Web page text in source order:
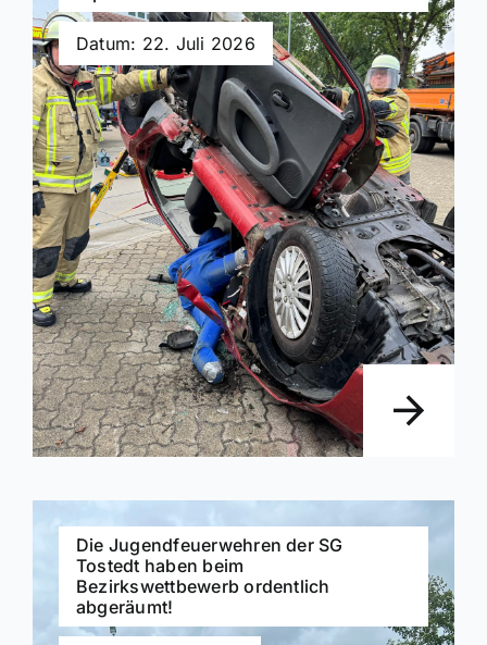
Datum: 22. Juli 2026
Die Jugendfeuerwehren der SG
Tostedt haben beim
Bezirkswettbewerb ordentlich
abgeräumt!